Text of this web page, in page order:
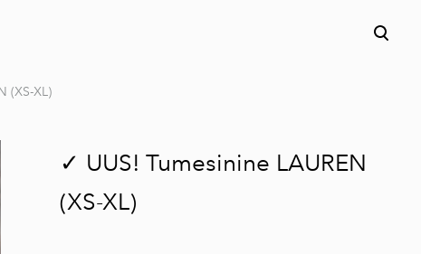
(XS-XL)
✓ UUS! Tumesinine LAUREN
(XS-XL)